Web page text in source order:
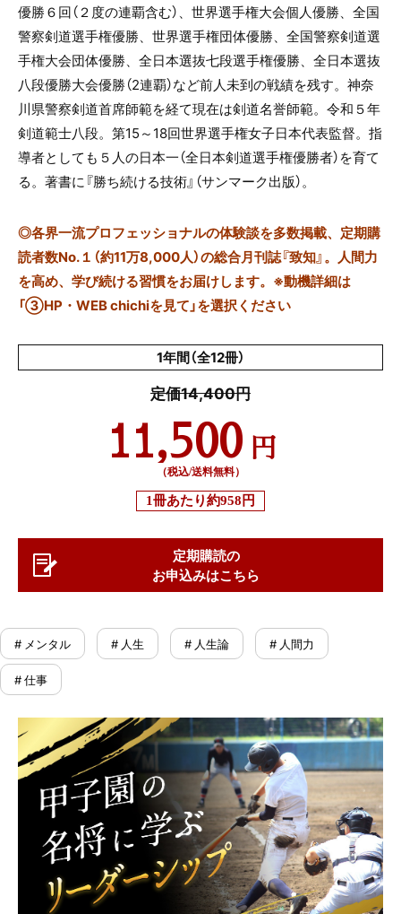
優勝６回（２度の連覇含む）、世界選手権大会個人優勝、全国
警察剣道選手権優勝、世界選手権団体優勝、全国警察剣道選
手権大会団体優勝、全日本選抜七段選手権優勝、全日本選抜
八段優勝大会優勝（2連覇）など前人未到の戦績を残す。神奈
川県警察剣道首席師範を経て現在は剣道名誉師範。令和５年
剣道範士八段。第15～18回世界選手権女子日本代表監督。指
導者としても５人の日本一（全日本剣道選手権優勝者）を育て
る。著書に『勝ち続ける技術』（サンマーク出版）。
◎各界一流プロフェッショナルの体験談を多数掲載、定期購
読者数No.１（約11万8,000人）の総合月刊誌『致知』。人間力
を高め、学び続ける習慣をお届けします。※動機詳細は
「③HP・WEB chichiを見て」を選択ください
1年間（全12冊）
定価14,400円
11,500 円
（税込/送料無料）
1冊あたり約958円
定期購読の
お申込みはこちら
# メンタル # 人生 # 人生論 # 人間力
# 仕事